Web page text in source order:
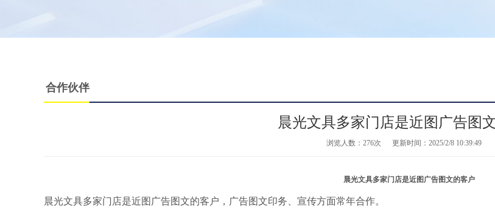
合作伙伴
晨光文具多家门店是近图广告图
浏览人数： 276次 更新时间：2025/2/8 10:39:49
晨光文具多家门店是近图广告图文的客户
晨光文具多家门店是近图广告图文的客户，广告图文印务、宣传方面常年合作。